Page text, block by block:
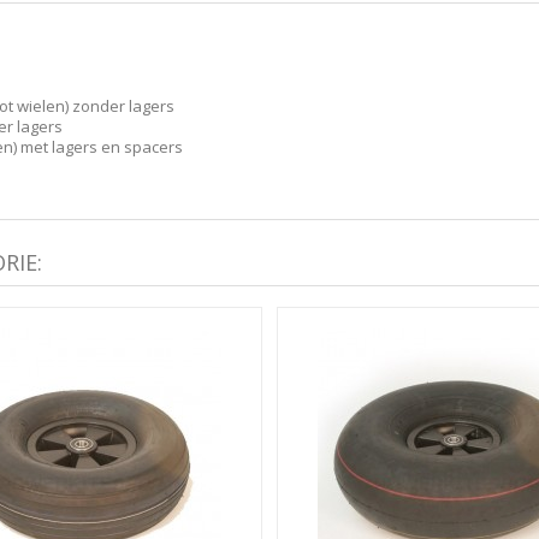
wielen) zonder lagers
lagers
met lagers en spacers